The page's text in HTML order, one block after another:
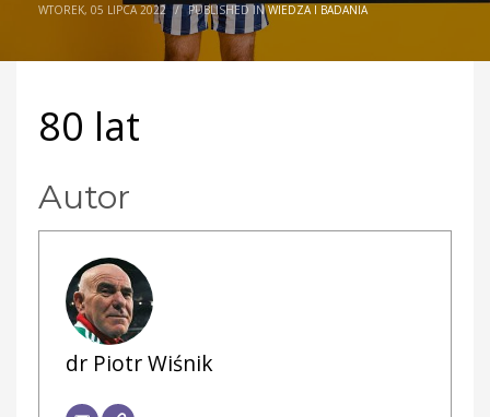
WTOREK, 05 LIPCA 2022 / PUBLISHED INWIEDZA I BADANIA
80 lat
Autor
dr Piotr Wiśnik